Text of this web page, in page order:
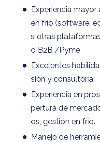
Experiencia mayor
en frío (software,
s otras
o B2B /Pyme
Excelentes
sión y consultoría.
Experiencia en
pertura de
os, gestión en frio.
Manejo de